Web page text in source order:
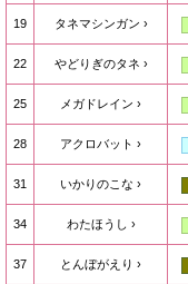
19 タネマシンガン
22 やどりぎのタネ
25 メガドレイン
28 アクロバット
31 いかりのこな
34 わたほうし
37 とんぼがえり